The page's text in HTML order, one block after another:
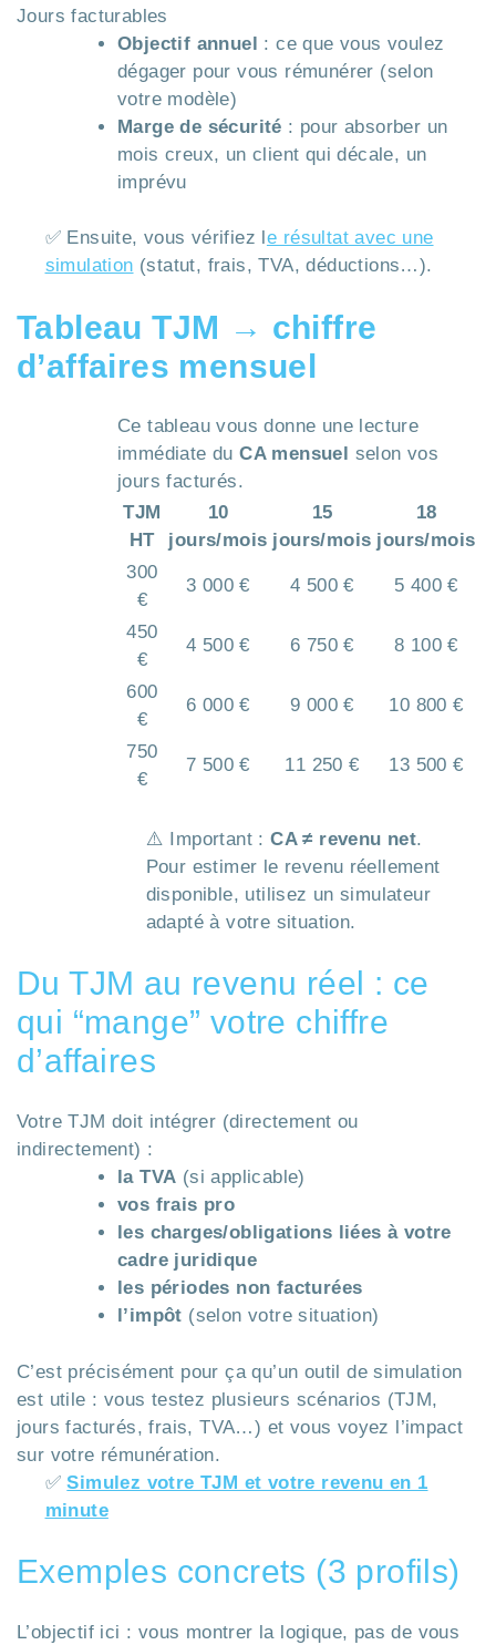
Jours facturables
Objectif annuel : ce que vous voulez
dégager pour vous rémunérer (selon
votre modèle)
Marge de sécurité : pour absorber un
mois creux, un client qui décale, un
imprévu
✅ Ensuite, vous vérifiez le résultat avec une
simulation (statut, frais, TVA, déductions…).
Tableau TJM → chiffre
d’affaires mensuel
Ce tableau vous donne une lecture
immédiate duCA mensuel
selon vos
jours facturés.
TJM
HT
10
jours/mois
15
jours/mois
18
jours/mois
300
€
3 000 € 4 500 € 5 400 €
450
€
4 500 € 6 750 € 8 100 €
600
€
6 000 € 9 000 € 10 800 €
750
€
7 500 € 11 250 € 13 500 €
⚠️ Important :CA ≠ revenu net.
Pour estimer le revenu réellement
disponible, utilisez un simulateur
adapté à votre situation.
Du TJM au revenu réel : ce
qui “mange” votre chiffre
d’affaires
Votre TJM doit intégrer (directement ou
indirectement) :
la TVA (si applicable)
vos frais pro
les charges/obligations liées à votre
cadre juridique
les périodes non facturées
l’impôt (selon votre situation)
C’est précisément pour ça qu’un outil de simulation
est utile : vous testez plusieurs scénarios (TJM,
jours facturés, frais, TVA…) et vous voyez l’impact
sur votre rémunération.
✅Simulez votre TJM et votre revenu en 1
minute
Exemples concrets (3 profils)
L’objectif ici : vous montrer la logique, pas de vous